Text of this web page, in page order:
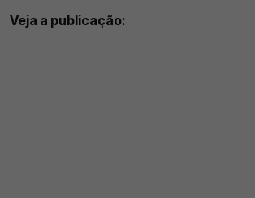
Veja a publicação: